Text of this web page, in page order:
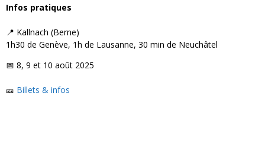
Infos pratiques
📍 Kallnach (Berne)
1h30 de Genève, 1h de Lausanne, 30 min de Neuchâtel
📅 8, 9 et 10 août 2025
🎫 Billets & infos